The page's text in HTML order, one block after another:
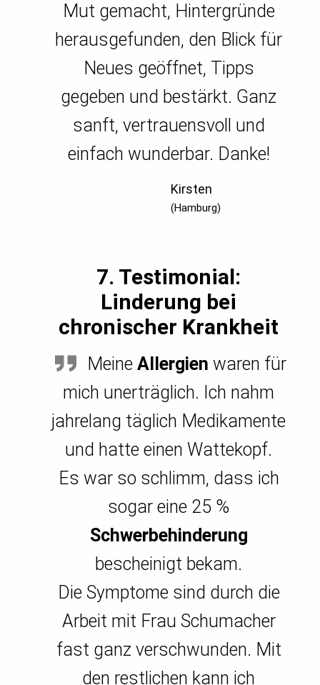
Mut gemacht, Hintergründe
herausgefunden, den Blick für
Neues geöffnet, Tipps
gegeben und bestärkt. Ganz
sanft, vertrauensvoll und
einfach wunderbar. Danke!
Kirsten
(Hamburg)
7. Testimonial:
Linderung bei
chronischer Krankheit
Meine Allergien waren für
mich unerträglich. Ich nahm
jahrelang täglich Medikamente
und hatte einen Wattekopf.
Es war so schlimm, dass ich
sogar eine 25 %
Schwerbehinderung
bescheinigt bekam.
Die Symptome sind durch die
Arbeit mit Frau Schumacher
fast ganz verschwunden. Mit
den restlichen kann ich